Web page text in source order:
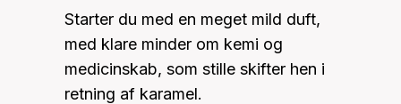
Starter du med en meget mild duft,
med klare minder om kemi og
medicinskab, som stille skifter hen i
retning af karamel.